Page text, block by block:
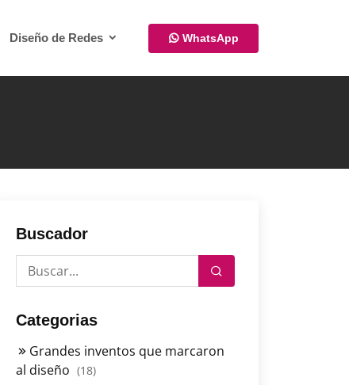
Diseño de Redes WhatsApp
Buscador
Categorias
Grandes inventos que marcaron
al diseño (18)